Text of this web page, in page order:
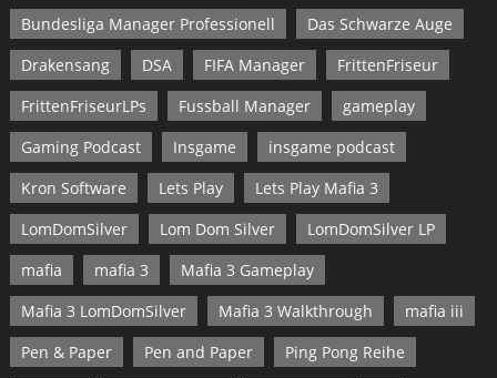
Bundesliga Manager Professionell
Das Schwarze Auge
Drakensang
DSA FIFA Manager
FrittenFriseur
FrittenFriseurLPs
Fussball Manager
gameplay
Gaming Podcast
Insgame
insgame podcast
Kron Software
Lets Play
Lets Play Mafia 3
LomDomSilver
Lom Dom Silver
LomDomSilver LP
mafia
mafia 3
Mafia 3 Gameplay
Mafia 3 LomDomSilver
Mafia 3 Walkthrough
mafia iii
Pen & Paper
Pen and Paper
Ping Pong Reihe